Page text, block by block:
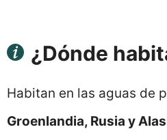
¿Dónde
Habitan en las aguas de
Groenlandia, Rusia y